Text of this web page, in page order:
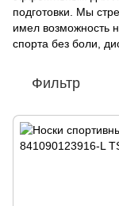
подготовки. Мы
имел возможность
спорта без боли,
Фильтр